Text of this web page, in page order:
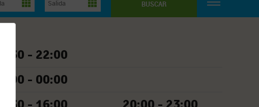
BUSCAR
08:30 - 22:00
08:00 - 00:00